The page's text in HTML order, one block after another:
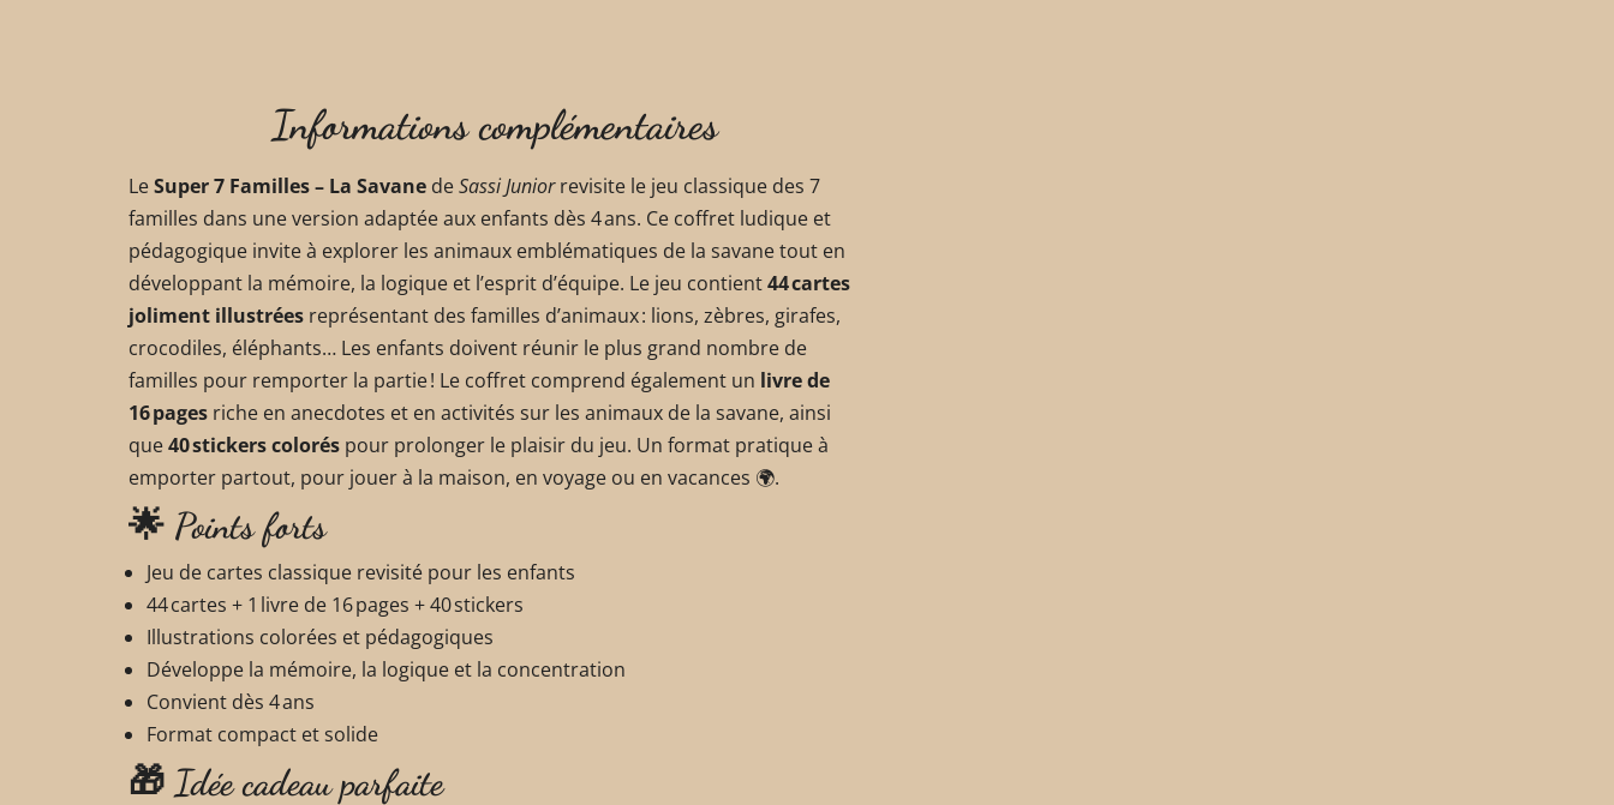
Informations complémentaires
LeSuper 7 Familles – La Savane deSassi Juniorrevisite le jeu classique des 7
familles dans une version adaptée aux enfants dès 4 ans. Ce coffret ludique et
pédagogique invite à explorer les animaux emblématiques de la savane tout en
développant la mémoire, la logique et l’esprit d’équipe. Le jeu contient44 cartes
joliment illustrées représentant des familles d’animaux : lions, zèbres, girafes,
crocodiles, éléphants… Les enfants doivent réunir le plus grand nombre de
familles pour remporter la partie ! Le coffret comprend également un livre de
16 pages riche en anecdotes et en activités sur les animaux de la savane, ainsi
que40 stickers colorés pour prolonger le plaisir du jeu. Un format pratique à
emporter partout, pour jouer à la maison, en voyage ou en vacances 🌍.
🌟 Points forts
Jeu de cartes classique revisité pour les enfants
44 cartes + 1 livre de 16 pages + 40 stickers
Illustrations colorées et pédagogiques
Développe la mémoire, la logique et la concentration
Convient dès 4 ans
Format compact et solide
🎁 Idée cadeau parfaite